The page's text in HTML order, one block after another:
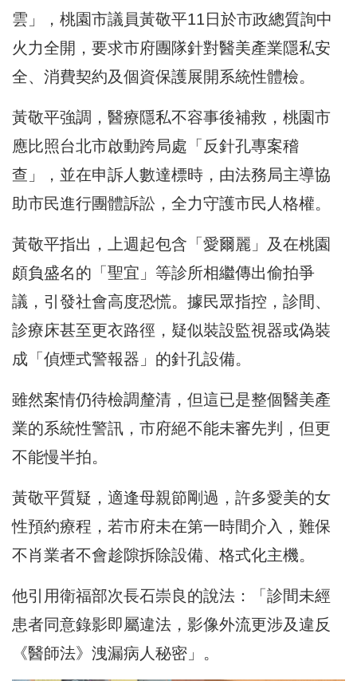
雲」，桃園市議員黃敬平11日於市政總質詢中
火力全開，要求市府團隊針對醫美產業隱私安
全、消費契約及個資保護展開系統性體檢。
黃敬平強調，醫療隱私不容事後補救，桃園市
應比照台北市啟動跨局處「反針孔專案稽
查」，並在申訴人數達標時，由法務局主導協
助市民進行團體訴訟，全力守護市民人格權。
黃敬平指出，上週起包含「愛爾麗」及在桃園
頗負盛名的「聖宜」等診所相繼傳出偷拍爭
議，引發社會高度恐慌。據民眾指控，診間、
診療床甚至更衣路徑，疑似裝設監視器或偽裝
成「偵煙式警報器」的針孔設備。
雖然案情仍待檢調釐清，但這已是整個醫美產
業的系統性警訊，市府絕不能未審先判，但更
不能慢半拍。
黃敬平質疑，適逢母親節剛過，許多愛美的女
性預約療程，若市府未在第一時間介入，難保
不肖業者不會趁隙拆除設備、格式化主機。
他引用衛福部次長石崇良的說法：「診間未經
患者同意錄影即屬違法，影像外流更涉及違反
《醫師法》洩漏病人秘密」。